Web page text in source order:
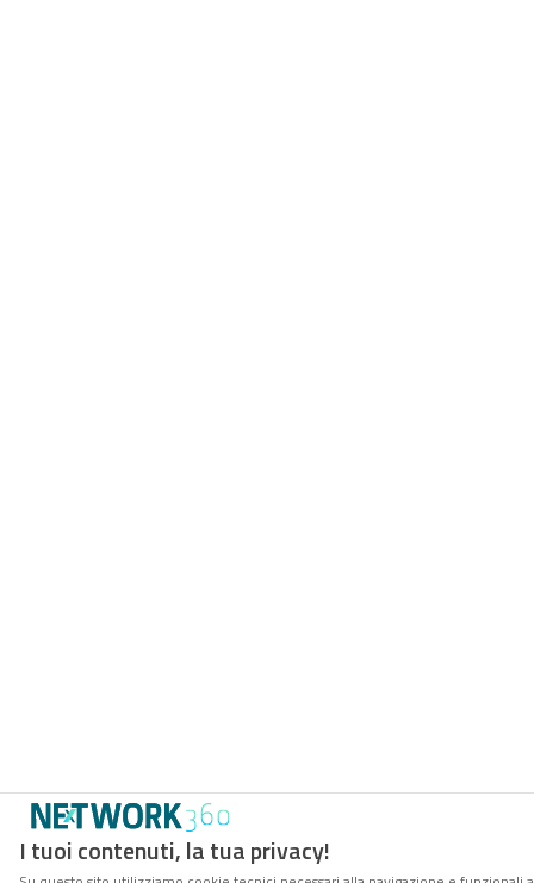
I tuoi contenuti, la tua privacy!